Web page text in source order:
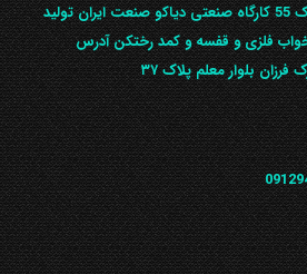
تهران شهریار کوی گلستان پلاک 55 کارگاه صنعتی دیاکو صنعت ایران تولید
فلزی و قفسه و کمد رختکن آدرس
بلوار معلم پلاک ۳۷